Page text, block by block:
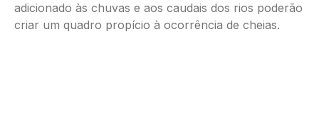
adicionado às chuvas e aos caudais dos rios poderão
criar um quadro propício à ocorrência de cheias.